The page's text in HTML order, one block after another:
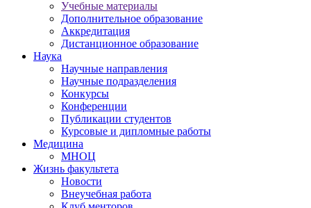
Учебные материалы
Дополнительное образование
Аккредитация
Дистанционное образование
Наука
Научные направления
Научные подразделения
Конкурсы
Конференции
Публикации студентов
Курсовые и дипломные работы
Медицина
МНОЦ
Жизнь факультета
Новости
Внеучебная работа